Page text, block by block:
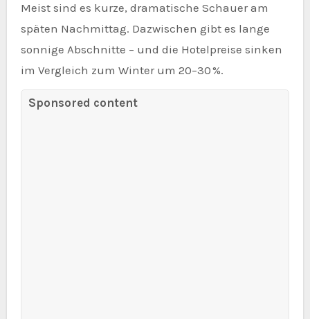
Meist sind es kurze, dramatische Schauer am
späten Nachmittag. Dazwischen gibt es lange
sonnige Abschnitte – und die Hotelpreise sinken
im Vergleich zum Winter um 20–30 %.
Sponsored content